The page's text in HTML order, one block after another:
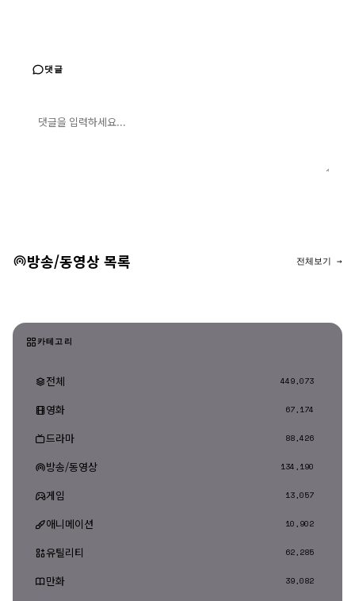
댓글
방송/동영상 목록 전체보기 →
카테고리
전체 449,073
영화 67,174
드라마 88,426
방송/동영상 134,190
게임 13,057
애니메이션 10,902
유틸리티 62,285
만화 39,082